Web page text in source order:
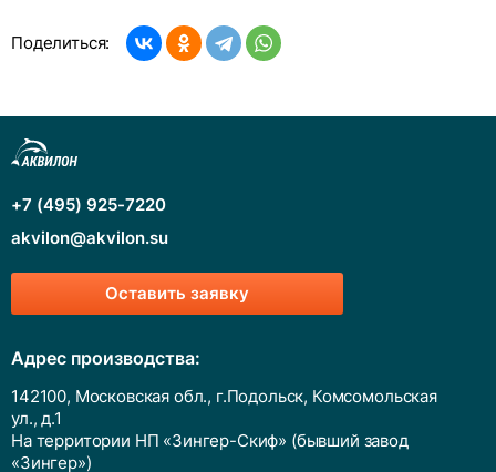
Поделиться:
Оставить заявку
+7 (495) 925-7220
akvilon@akvilon.su
Адрес производства:
142100, Московская обл., г.Подольск, Комсомольская
ул., д.1
На территории НП «Зингер-Скиф» (бывший завод
«Зингер»)